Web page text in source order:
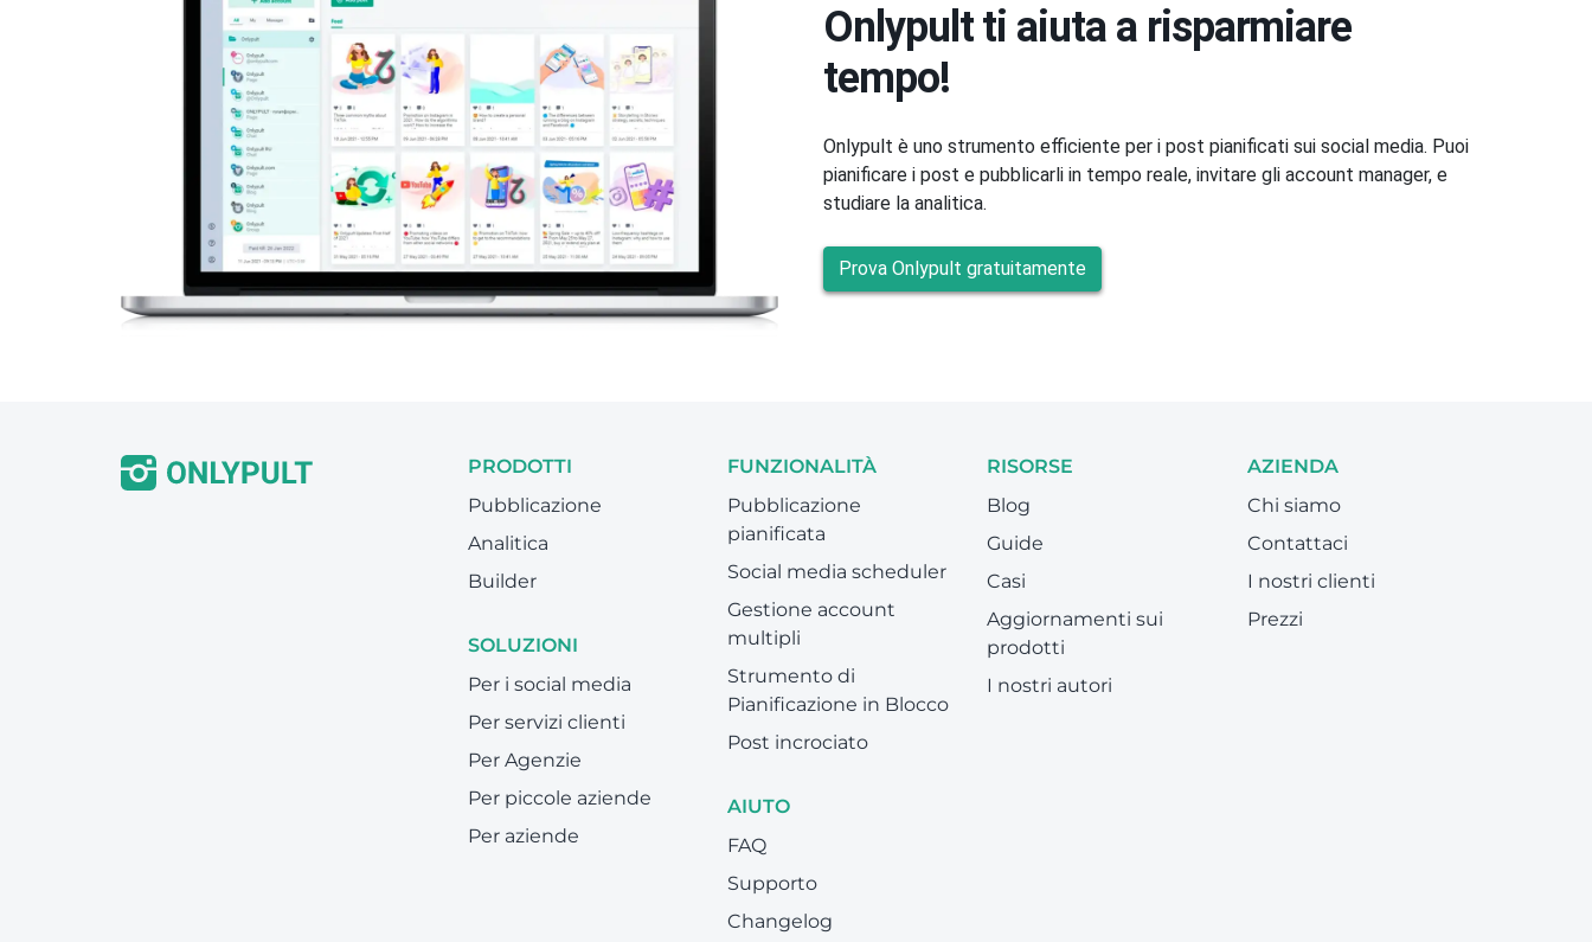
Onlypult ti aiuta a risparmiare
tempo!
Onlypult è uno strumento efficiente per i post pianificati sui social media. Puoi
pianificare i post e pubblicarli in tempo reale, invitare gli account manager, e
studiare la analitica.
Prova Onlypult gratuitamente
PRODOTTI
Pubblicazione
Analitica
Builder
SOLUZIONI
Per i social media
Per servizi clienti
Per Agenzie
Per piccole aziende
Per aziende
FUNZIONALITÀ
Pubblicazione
pianificata
Social media scheduler
Gestione account
multipli
Strumento di
Pianificazione in Blocco
Post incrociato
AIUTO
FAQ
Supporto
Changelog
RISORSE
Blog
Guide
Casi
Aggiornamenti sui
prodotti
I nostri autori
AZIENDA
Chi siamo
Contattaci
I nostri clienti
Prezzi